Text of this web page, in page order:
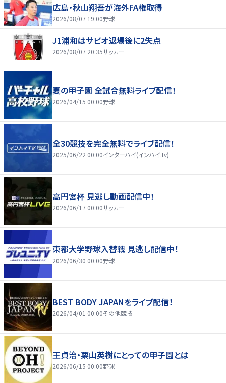
広島・秋山翔吾が海外FA権取得
2026/08/07 19:00野球
J1浦和はサビオ退場後に2失点
2026/08/07 20:35サッカー
夏の甲子園 全試合無料ライブ配信！
2026/04/15 00:00野球
全30競技を完全無料でライブ配信！
2025/06/22 00:00インターハイ(インハイ.tv)
高円宮杯 見逃し動画配信中！
2026/06/17 00:00サッカー
東都大学野球入替戦 見逃し配信中！
2026/06/30 00:00野球
BEST BODY JAPANをライブ配信！
2026/04/01 00:00その他競技
王貞治・栗山英樹にとっての甲子園とは
2026/06/15 00:00野球